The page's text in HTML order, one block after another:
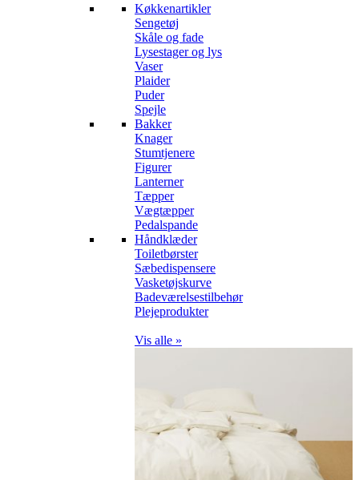
Køkkenartikler
Sengetøj
Skåle og fade
Lysestager og lys
Vaser
Plaider
Puder
Spejle
Bakker
Knager
Stumtjenere
Figurer
Lanterner
Tæpper
Vægtæpper
Pedalspande
Håndklæder
Toiletbørster
Sæbedispensere
Vasketøjskurve
Badeværelsestilbehør
Plejeprodukter
Vis alle »